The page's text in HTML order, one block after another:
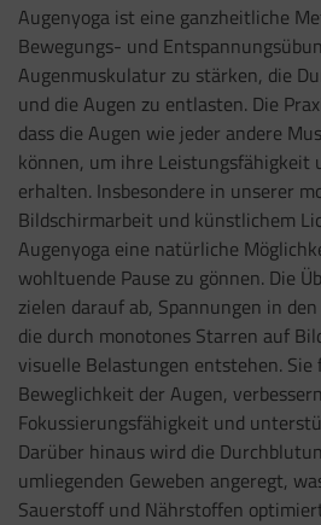
Augenyoga ist eine ganzheitliche
Bewegungs- und
Augenmuskulatur zu stärken, die
und die Augen zu entlasten. Die
dass die Augen wie jeder andere
können, um ihre Leistungsfähigkeit
erhalten. Insbesondere in unserer
Bildschirmarbeit und künstlichem
Augenyoga eine natürliche
wohltuende Pause zu gönnen. Die
zielen darauf ab, Spannungen in
die durch monotones Starren auf
visuelle Belastungen entstehen. Sie
Beweglichkeit der Augen,
Fokussierungsfähigkeit und
Darüber hinaus wird die
umliegenden Geweben angeregt,
Sauerstoff und Nährstoffen